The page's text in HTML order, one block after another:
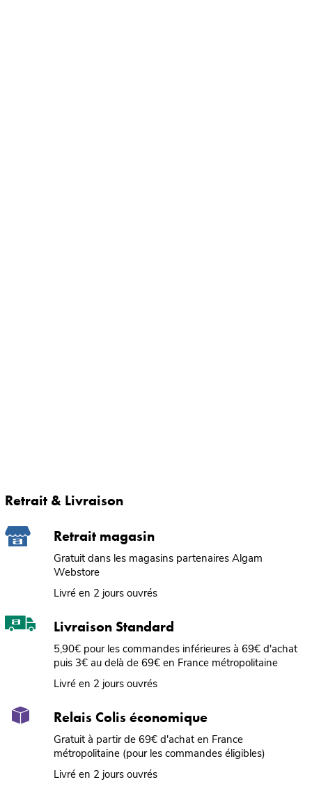
Retrait & Livraison
Retrait magasin
Gratuit dans les magasins partenaires Algam
Webstore
Livré en 2 jours ouvrés
Livraison Standard
5,90€ pour les commandes inférieures à 69€ d'achat
puis 3€ au delà de 69€ en France métropolitaine
Livré en 2 jours ouvrés
Relais Colis économique
Gratuit à partir de 69€ d'achat en France
métropolitaine (pour les commandes éligibles)
Livré en 2 jours ouvrés